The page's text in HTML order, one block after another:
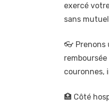
exercé
sans
👓 Prenons
couronnes,
🏥 Côté